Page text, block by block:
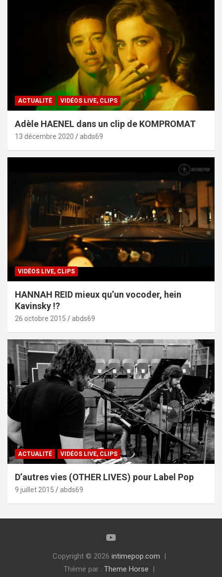
ACTUALITÉ VIDÉOS LIVE, CLIPS
Adèle HAENEL dans un clip de KOMPROMAT
13 décembre 2020 abds69
VIDÉOS LIVE, CLIPS
HANNAH REID mieux qu’un vocoder, hein
Kavinsky !?
26 octobre 2015 abds69
ACTUALITÉ VIDÉOS LIVE, CLIPS
D’autres vies (OTHER LIVES) pour Label Pop
9 juillet 2015 abds69
Copyright © 2026 intimepop.com
Thème par : Theme Horse